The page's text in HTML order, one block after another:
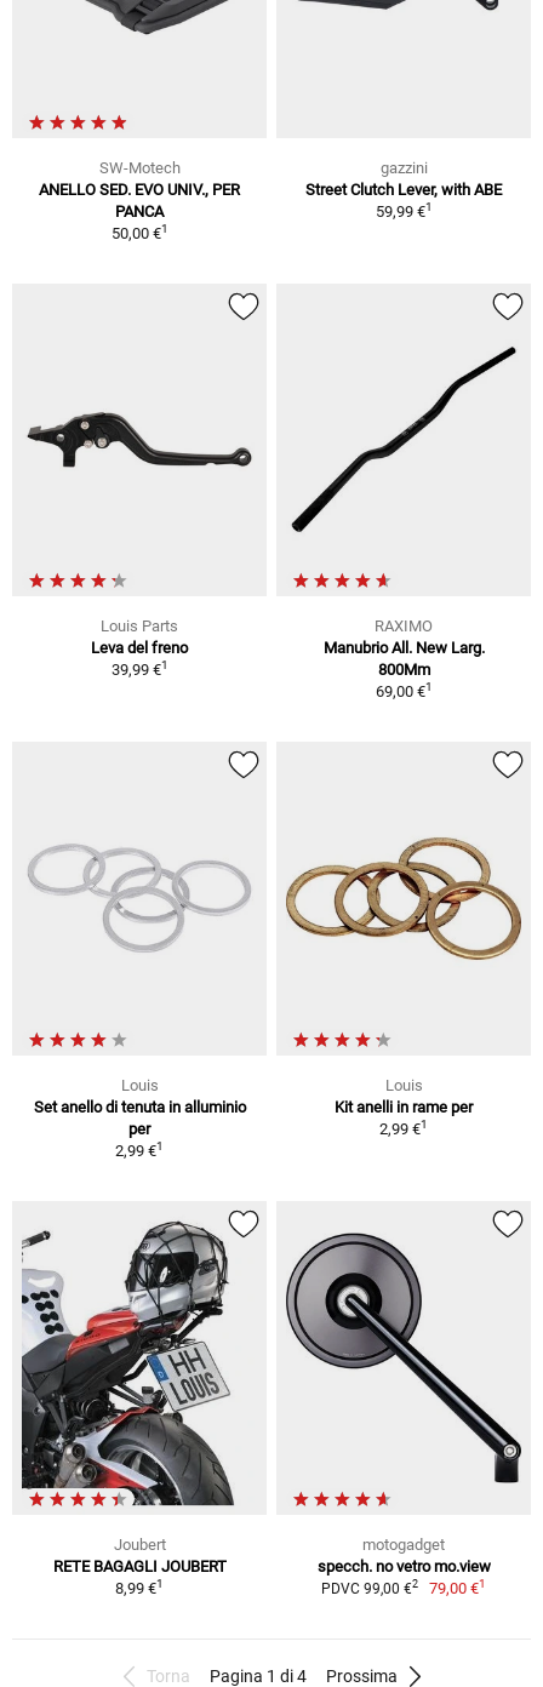
SW-Motech
ANELLO SED. EVO UNIV., PER
PANCA
50,00 €1
gazzini
Street Clutch Lever, with ABE
59,99 €1
Louis Parts
Leva del freno
39,99 €1
RAXIMO
Manubrio All. New Larg.
800Mm
69,00 €1
Louis
Set anello di tenuta in alluminio
per
2,99 €1
Louis
Kit anelli in rame per
2,99 €1
Joubert
RETE BAGAGLI JOUBERT
8,99 €1
motogadget
specch. no vetro mo.view
PDVC 99,00 €2 79,00 €1
Torna Pagina 1 di 4 Prossima